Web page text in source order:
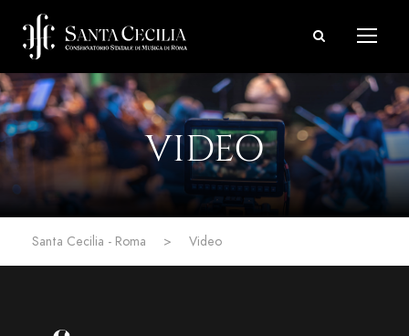
VIDEO
Santa Cecilia - Roma > Video